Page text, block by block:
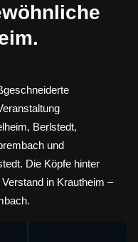
Berlstedt,
und
Die Köpfe hinter
in Krautheim –